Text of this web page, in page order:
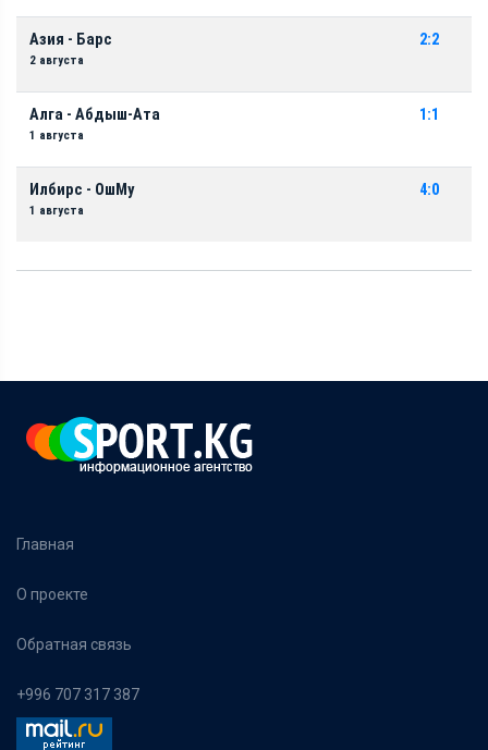
Азия - Барс
2 августа
2:2
Алга - Абдыш-Ата
1 августа
1:1
Илбирс - ОшМу
1 августа
4:0
Главная
О проекте
Обратная связь
+996 707 317 387